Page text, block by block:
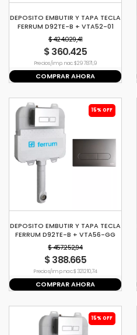
DEPOSITO EMBUTIR Y TAPA TECLA
FERRUM D92TE-B + VTA52-01
$ 424.029,41
$ 360.425
Precio s/imp. nac. $ 297.871,9
COMPRAR AHORA
15% OFF
DEPOSITO EMBUTIR Y TAPA TECLA
FERRUM D92TE-B + VTA56-GG
$ 457.252,94
$ 388.665
Precio s/imp. nac. $ 321.210,74
COMPRAR AHORA
15% OFF